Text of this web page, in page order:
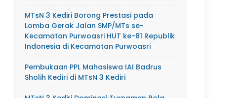
MTsN 3 Kediri Borong Prestasi pada
Lomba Gerak Jalan SMP/MTs se-
Kecamatan Purwoasri HUT ke-81 Republik
Indonesia di Kecamatan Purwoasri
Pembukaan PPL Mahasiswa IAI Badrus
Sholih Kediri di MTsN 3 Kediri